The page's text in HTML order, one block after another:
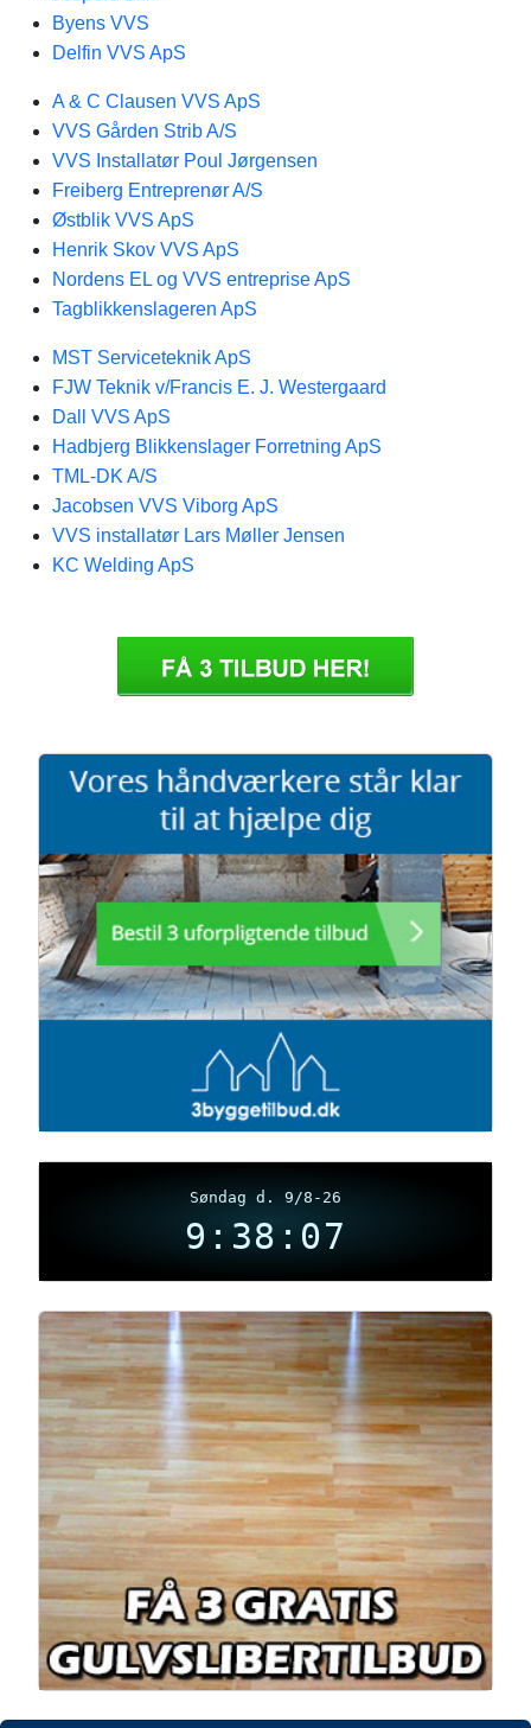
Byens VVS
Delfin VVS ApS
A & C Clausen VVS ApS
VVS Gården Strib A/S
VVS Installatør Poul Jørgensen
Freiberg Entreprenør A/S
Østblik VVS ApS
Henrik Skov VVS ApS
Nordens EL og VVS entreprise ApS
Tagblikkenslageren ApS
MST Serviceteknik ApS
FJW Teknik v/Francis E. J. Westergaard
Dall VVS ApS
Hadbjerg Blikkenslager Forretning ApS
TML-DK A/S
Jacobsen VVS Viborg ApS
VVS installatør Lars Møller Jensen
KC Welding ApS
Søndag d. 9/8-26
9:38:07